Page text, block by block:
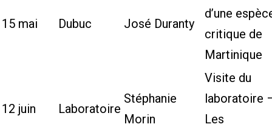
15 mai Dubuc José Duranty
d’une
critique de
Martinique
12 juin Laboratoire
Stéphanie
Morin
Visite du
laboratoire
Les